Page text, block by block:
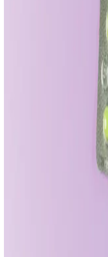
Google'da erkek giyim ürünleri
marka bilgisi, sosyal medya ve
Online alışverişte daha bilinçli
Güncel Giyim Trendleri
Yenilikler Hakkında
Giyim ve moda trendleri, online
uygun tarzlar hakkında detaylı
Erkek Beli Lastikli
Günümüzde rahatlık ve şıklık
pantolonlar, çeşitli modelleri ve
vazgeçilmezleri arasında yer
J.Crew Chino
ve Kullanıcı Deneyimleri